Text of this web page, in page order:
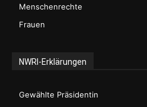
Menschenrechte
Frauen
NWRI-Erklärungen
Gewählte Präsidentin